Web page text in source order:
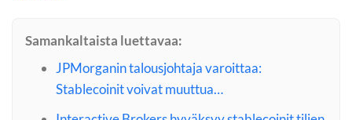
Samankaltaista luettavaa:
JPMorganin talousjohtaja varoittaa:
Stablecoinit voivat muuttua…